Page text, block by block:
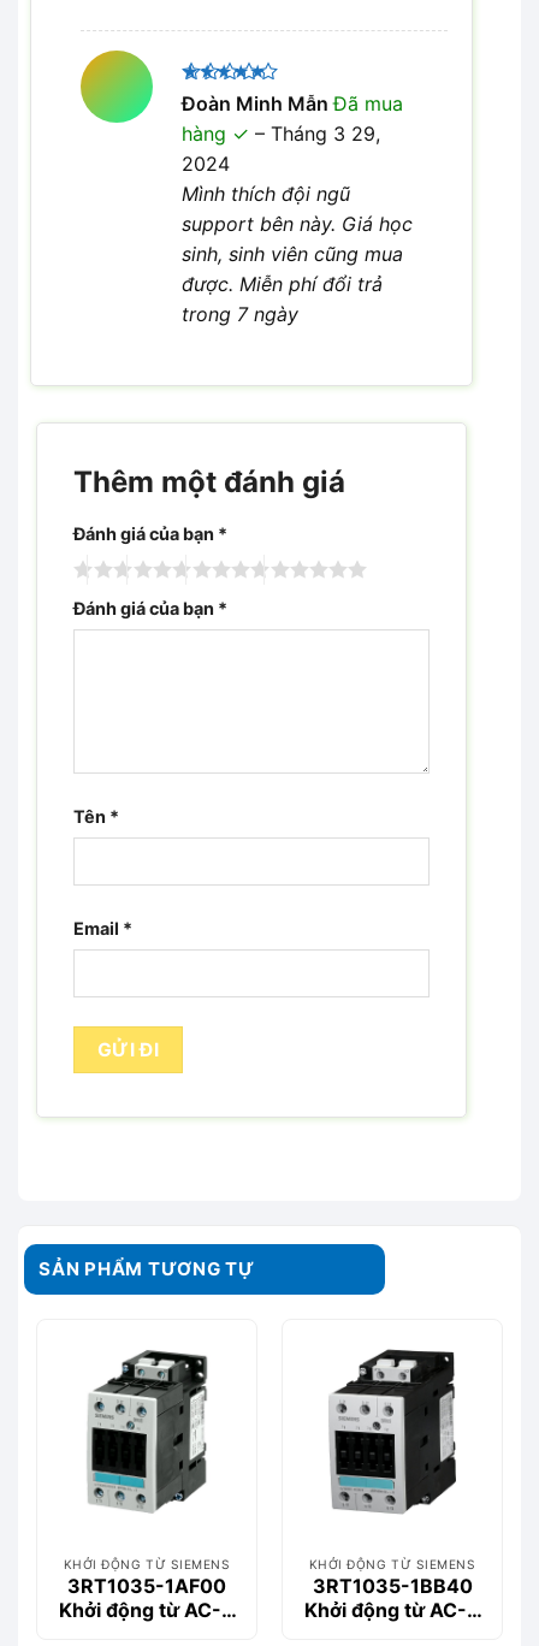
Được xếp
hạng
sao
Đoàn Minh MẫnĐã mua
hàng
– Tháng 3 29,
2024
Mình thích đội ngũ
support bên này. Giá học
sinh, sinh viên cũng mua
được. Miễn phí đổi trả
trong 7 ngày
Thêm một đánh giá
Đánh giá của bạn *
Đánh giá của bạn *
Tên *
Email *
SẢN PHẨM TƯƠNG TỰ
KHỞI ĐỘNG TỪ SIEMENS
3RT1035-1AF00
Khởi động từ AC-3
KHỞI ĐỘNG TỪ SIEMENS
3RT1035-1BB40
Khởi động từ AC-3